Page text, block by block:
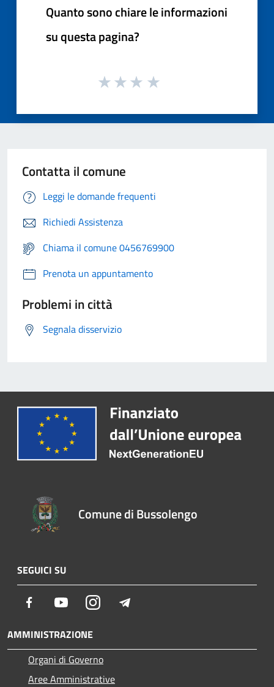
Quanto sono chiare le informazioni
su questa pagina?
Contatta il comune
Leggi le domande frequenti
Richiedi Assistenza
Chiama il comune 0456769900
Prenota un appuntamento
Problemi in città
Segnala disservizio
Comune di Bussolengo
SEGUICI SU
Facebook YoutubeInstagram
AMMINISTRAZIONE
Organi di Governo
Aree Amministrative